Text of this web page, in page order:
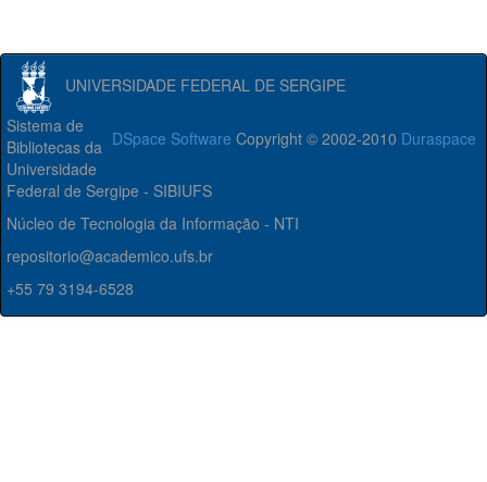
UNIVERSIDADE FEDERAL DE SERGIPE
DSpace Software Copyright © 2002-2010 Duraspace
Sistema de
Bibliotecas da
Universidade
Federal de Sergipe - SIBIUFS
Núcleo de Tecnologia da Informação - NTI
repositorio@academico.ufs.br
+55 79 3194-6528